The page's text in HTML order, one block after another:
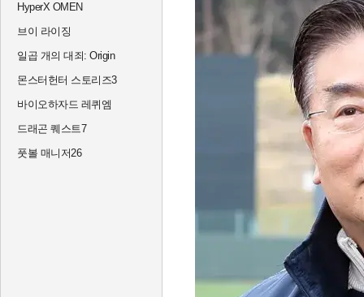
HyperX OMEN
브이 라이징
일곱 개의 대죄: Origin
몬스터헌터 스토리즈3
바이오하자드 레퀴엠
드래곤 퀘스트7
풋볼 매니저26